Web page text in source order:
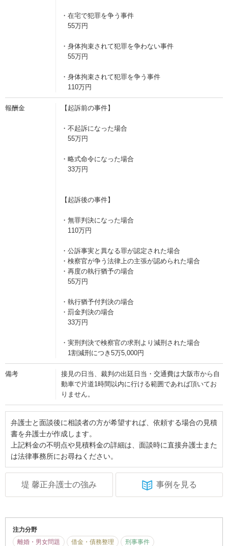
・在宅で犯罪を争う事件
55万円
・身体拘束されて犯罪を争わない事件
55万円
・身体拘束されて犯罪を争う事件
110万円
報酬金 【起訴前の事件】
・不起訴になった場合
55万円
・略式命令になった場合
33万円
【起訴後の事件】
・無罪判決になった場合
110万円
・公訴事実と異なる罪が認定された場合
・検察官が争う法律上の主張が認められた場合
・再度の執行猶予の場合
55万円
・執行猶予付判決の場合
・罰金判決の場合
33万円
・実刑判決で検察官の求刑より減刑された場合
1割減刑につき5万5,000円
備考
接見の日当、裁判の出廷日当・交通費は大阪市から自
動車で片道1時間以内に行ける範囲であれば頂いてお
りません。
弁護士と面談後に相談者の方が希望すれば、依頼する場合の見積
書を弁護士が作成します。
上記料金の不明点や見積料金の詳細は、面談時に直接弁護士また
は法律事務所にお尋ねください。
堤 馨正弁護士の強み 事例を見る
注力分野
離婚・男女問題
借金・債務整理 刑事事件